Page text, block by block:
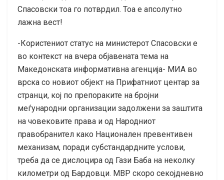
Спасовски тоа го потврдил. Тоа е апсолутно
лажна вест!
-Користениот статус на министерот Спасовски е
во контекст на вчера објавената тема на
Македонската информативна агенција- МИА во
врска со новиот објект на Прифатниот центар за
странци, кој по препораките на бројни
меѓународни организации задолжени за заштита
на човековите права и од Народниот
правобранител како Национален превентивен
механизам, поради субстандардните услови,
треба да се дислоцира од Гази Баба на неколку
километри од Бардовци. МВР скоро секојдневно